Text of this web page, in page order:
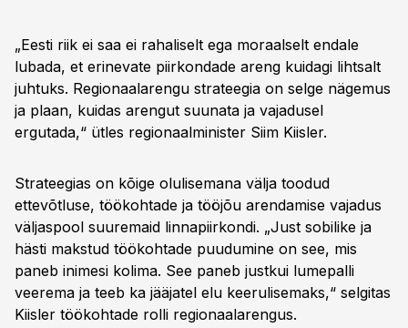
„Eesti riik ei saa ei rahaliselt ega moraalselt endale
lubada, et erinevate piirkondade areng kuidagi lihtsalt
juhtuks. Regionaalarengu strateegia on selge nägemus
ja plaan, kuidas arengut suunata ja vajadusel
ergutada,“ ütles regionaalminister Siim Kiisler.
Strateegias on kõige olulisemana välja toodud
ettevõtluse, töökohtade ja tööjõu arendamise vajadus
väljaspool suuremaid linnapiirkondi. „Just sobilike ja
hästi makstud töökohtade puudumine on see, mis
paneb inimesi kolima. See paneb justkui lumepalli
veerema ja teeb ka jääjatel elu keerulisemaks,“ selgitas
Kiisler töökohtade rolli regionaalarengus.